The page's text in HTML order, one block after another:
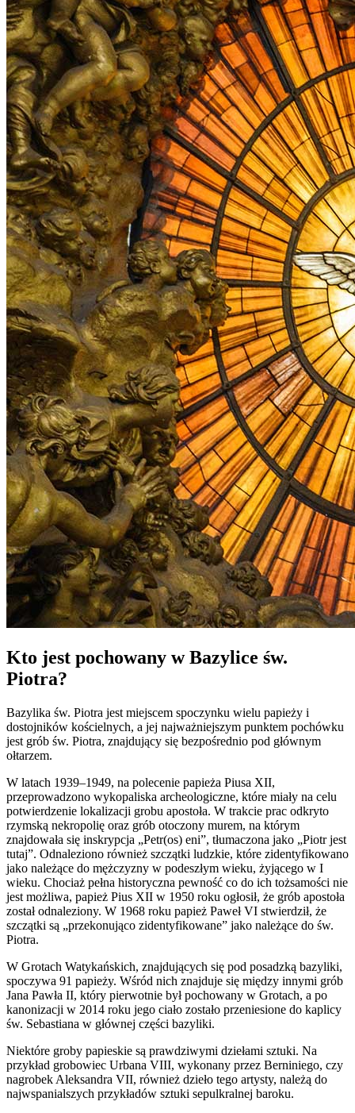
Kto jest pochowany w Bazylice św.
Piotra?
Bazylika św. Piotra jest miejscem spoczynku wielu papieży i
dostojników kościelnych, a jej najważniejszym punktem pochówku
jest grób św. Piotra, znajdujący się bezpośrednio pod głównym
ołtarzem.
W latach 1939–1949, na polecenie papieża Piusa XII,
przeprowadzono wykopaliska archeologiczne, które miały na celu
potwierdzenie lokalizacji grobu apostoła. W trakcie prac odkryto
rzymską nekropolię oraz grób otoczony murem, na którym
znajdowała się inskrypcja „Petr(os) eni”, tłumaczona jako „Piotr jest
tutaj”. Odnaleziono również szczątki ludzkie, które zidentyfikowano
jako należące do mężczyzny w podeszłym wieku, żyjącego w I
wieku. Chociaż pełna historyczna pewność co do ich tożsamości nie
jest możliwa, papież Pius XII w 1950 roku ogłosił, że grób apostoła
został odnaleziony. W 1968 roku papież Paweł VI stwierdził, że
szczątki są „przekonująco zidentyfikowane” jako należące do św.
Piotra.
W Grotach Watykańskich, znajdujących się pod posadzką bazyliki,
spoczywa 91 papieży. Wśród nich znajduje się między innymi grób
Jana Pawła II, który pierwotnie był pochowany w Grotach, a po
kanonizacji w 2014 roku jego ciało zostało przeniesione do kaplicy
św. Sebastiana w głównej części bazyliki.
Niektóre groby papieskie są prawdziwymi dziełami sztuki. Na
przykład grobowiec Urbana VIII, wykonany przez Berniniego, czy
nagrobek Aleksandra VII, również dzieło tego artysty, należą do
najwspanialszych przykładów sztuki sepulkralnej baroku.